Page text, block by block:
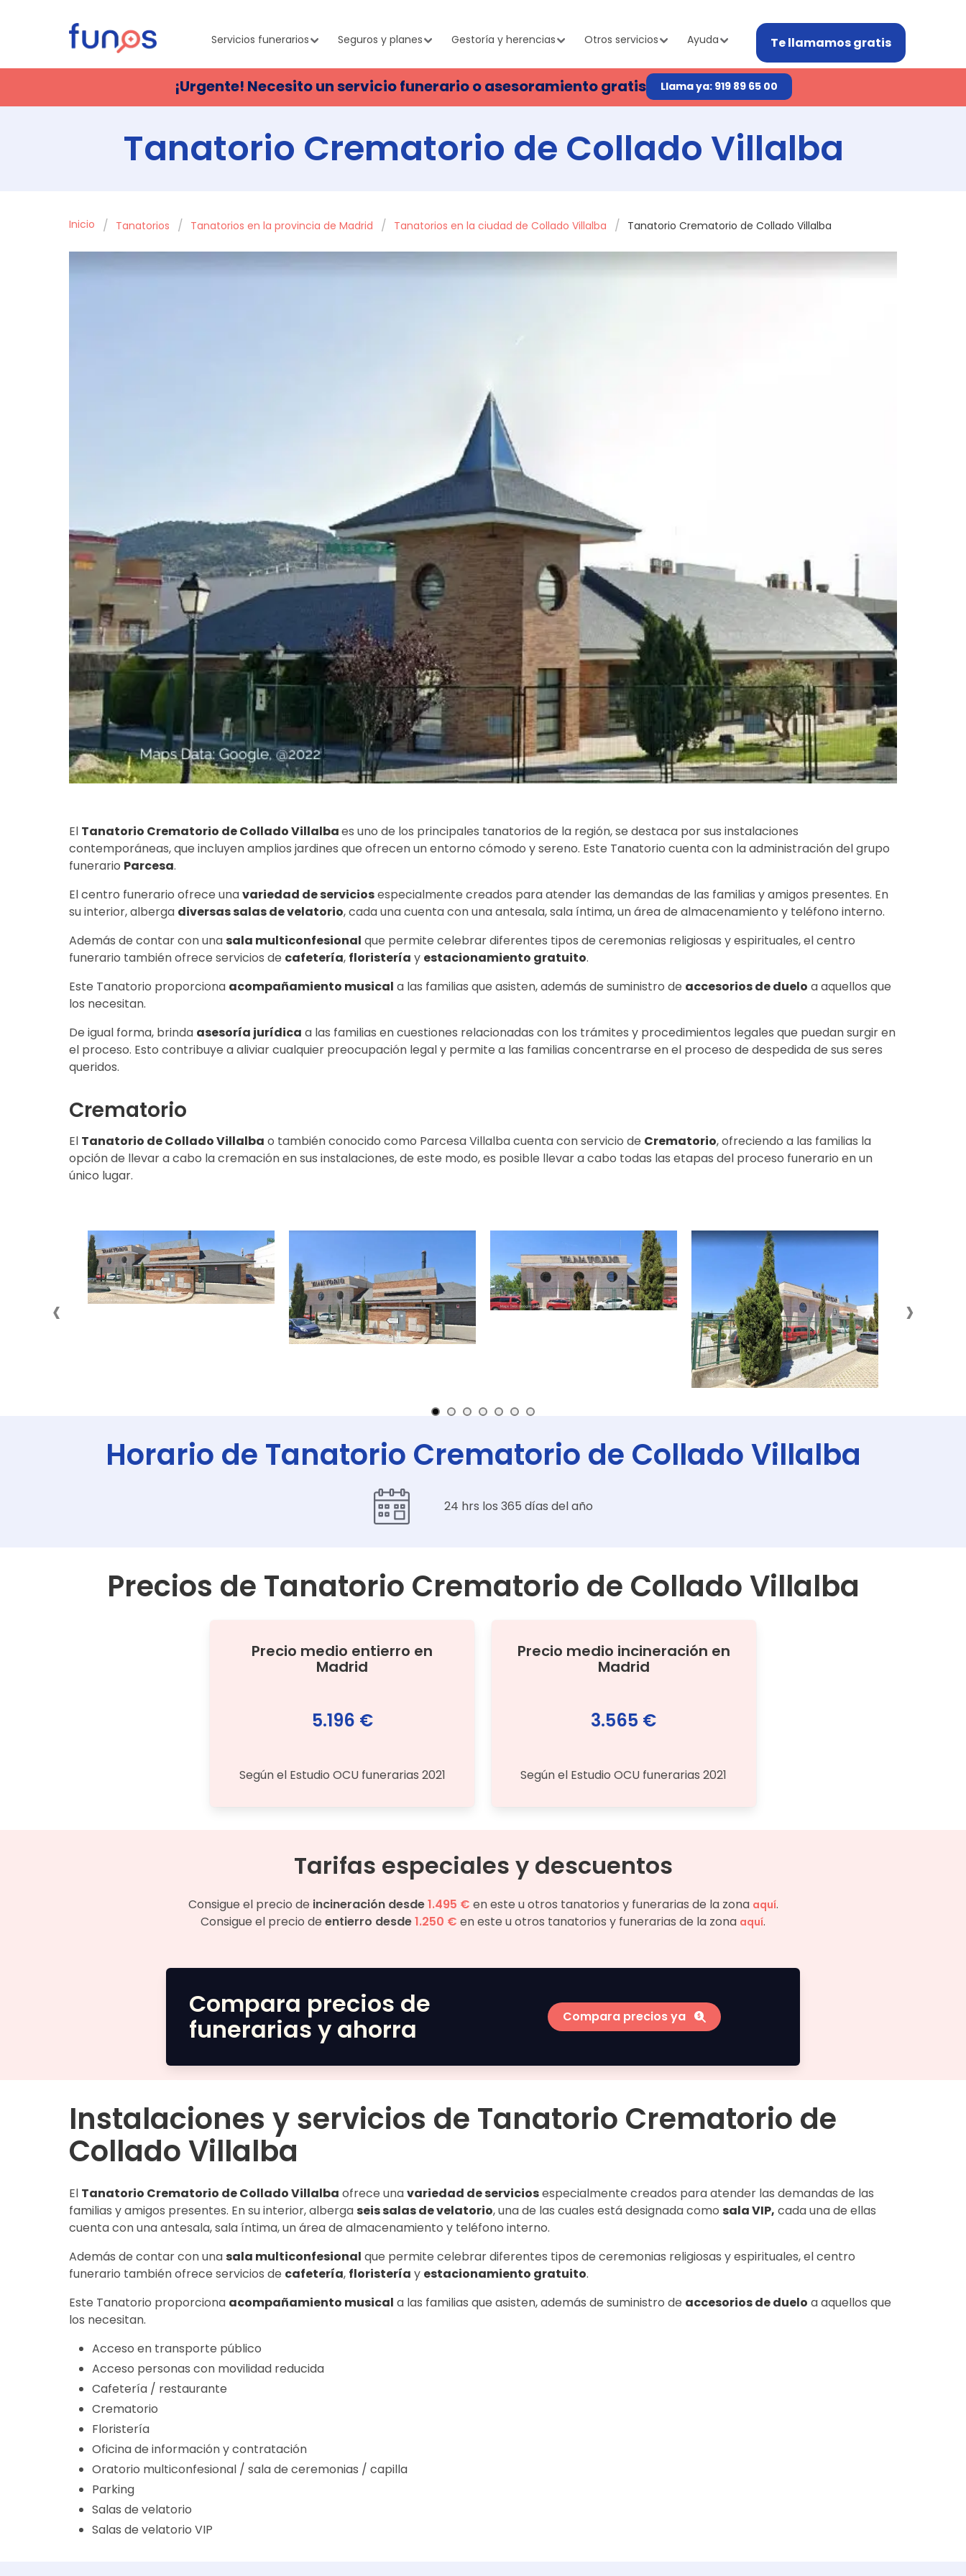
Servicios funerarios Seguros y planes Gestoría y herencias Otros servicios Ayuda Te llamamos gratis
¡Urgente! Necesito un servicio funerario o asesoramiento gratis Llama ya: 919 89 65 00
Tanatorio Crematorio de Collado Villalba
Inicio Tanatorios Tanatorios en la provincia de Madrid Tanatorios en la ciudad de Collado Villalba Tanatorio Crematorio de Collado Villalba
El Tanatorio Crematorio de Collado Villalbaes uno de los principales tanatorios de la región, se destaca por sus instalaciones
contemporáneas, que incluyen amplios jardines que ofrecen un entorno cómodo y sereno. Este Tanatorio cuenta con la administración del grupo
funerario Parcesa.
El centro funerario ofrece unavariedad de serviciosespecialmente creados para atender las demandas de las familias y amigos presentes. En
su interior, alberga diversas salas de velatorio, cada una cuenta con una antesala, sala íntima, un área de almacenamiento y teléfono interno.
Además de contar con una sala multiconfesional que permite celebrar diferentes tipos de ceremonias religiosas y espirituales, el centro
funerario también ofrece servicios de cafetería, floristería y estacionamiento gratuito.
Este Tanatorio proporciona acompañamiento musical a las familias que asisten, además de suministro de accesorios de duelo a aquellos que
los necesitan.
De igual forma, brinda asesoría jurídica a las familias en cuestiones relacionadas con los trámites y procedimientos legales que puedan surgir en
el proceso. Esto contribuye a aliviar cualquier preocupación legal y permite a las familias concentrarse en el proceso de despedida de sus seres
queridos.
Crematorio
El Tanatorio de Collado Villalba o también conocido como Parcesa Villalba cuenta con servicio de Crematorio, ofreciendo a las familias la
opción de llevar a cabo la cremación en sus instalaciones, de este modo, es posible llevar a cabo todas las etapas del proceso funerario en un
único lugar.
‹ ›
Horario de Tanatorio Crematorio de Collado Villalba
24 hrs los 365 días del año
Precios de Tanatorio Crematorio de Collado Villalba
Precio medio entierro en
Madrid
5.196 €
Según el Estudio OCU funerarias 2021
Precio medio incineración en
Madrid
3.565 €
Según el Estudio OCU funerarias 2021
Tarifas especiales y descuentos
Consigue el precio de incineración desde1.495 € en este u otros tanatorios y funerarias de la zona aquí.
Consigue el precio de entierro desde1.250 € en este u otros tanatorios y funerarias de la zona aquí.
Compara precios de
funerarias y ahorra
Compara precios ya
Instalaciones y servicios de Tanatorio Crematorio de
Collado Villalba
El Tanatorio Crematorio de Collado Villalba ofrece unavariedad de serviciosespecialmente creados para atender las demandas de las
familias y amigos presentes. En su interior, alberga seissalas de velatorio, una de las cuales está designada como sala VIP, cada una de ellas
cuenta con una antesala, sala íntima, un área de almacenamiento y teléfono interno.
Además de contar con una sala multiconfesional que permite celebrar diferentes tipos de ceremonias religiosas y espirituales, el centro
funerario también ofrece servicios de cafetería, floristería y estacionamiento gratuito.
Este Tanatorio proporciona acompañamiento musical a las familias que asisten, además de suministro de accesorios de duelo a aquellos que
los necesitan.
Acceso en transporte público
Acceso personas con movilidad reducida
Cafetería / restaurante
Crematorio
Floristería
Oficina de información y contratación
Oratorio multiconfesional / sala de ceremonias / capilla
Parking
Salas de velatorio
Salas de velatorio VIP